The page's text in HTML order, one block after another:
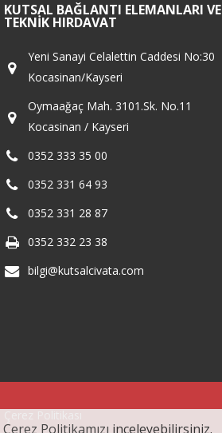
KUTSAL BAĞLANTI ELEMANLARI VE
TEKNIK HIRDAVAT
Yeni Sanayi Celalettin Caddesi No:30
Kocasinan/Kayseri
Oymaağaç Mah. 3101.Sk. No.11
Kocasinan / Kayseri
0352 333 35 00
0352 331 64 93
0352 331 28 87
0352 332 23 38
bilgi@kutsalcivata.com
Çerez Politikamızı inceleyebilirsiniz.